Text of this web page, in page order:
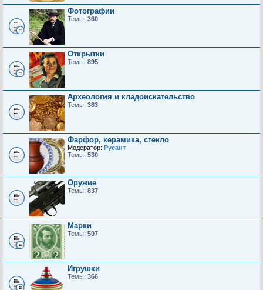
Фотографии
Темы: 360
Открытки
Темы: 895
Археология и кладоискательство
Темы: 383
Фарфор, керамика, стекло
Модератор: Русант
Темы: 530
Оружие
Темы: 837
Марки
Темы: 507
Игрушки
Темы: 366